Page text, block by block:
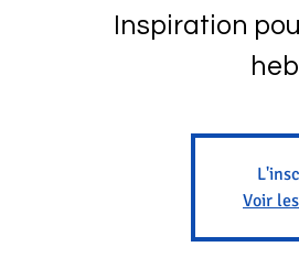
Inspiration
Voir